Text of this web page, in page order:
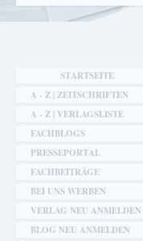
STARTSEITE
A - Z | ZEITSCHRIFTEN
A - Z | VERLAGSLISTE
FACHBLOGS
PRESSEPORTAL
FACHBEITRÄGE
BEI UNS WERBEN
VERLAG NEU ANMELDEN
BLOG NEU ANMELDEN